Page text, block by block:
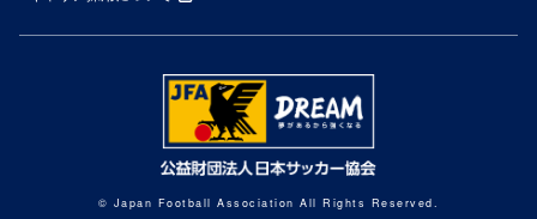
© Japan Football Association All Rights Reserved.